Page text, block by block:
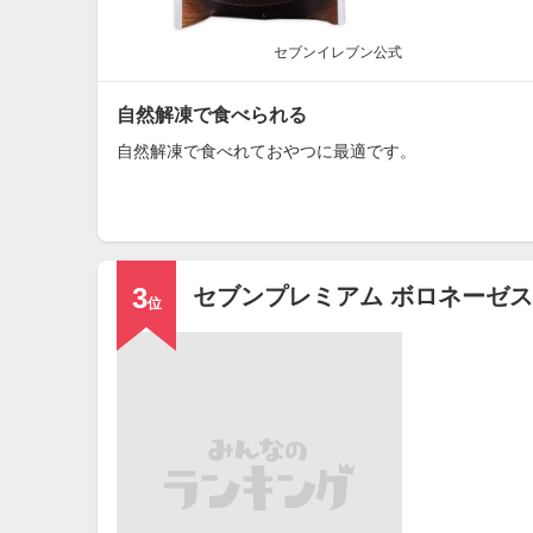
セブンイレブン公式
自然解凍で食べられる
自然解凍で食べれておやつに最適です。
3位 セブンプレミアム ボロネーゼ